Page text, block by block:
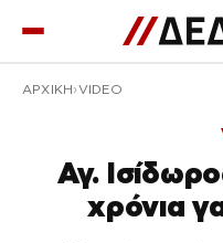
ΑΡΧΙΚΉ VIDEO
Αγ.
χρόνια